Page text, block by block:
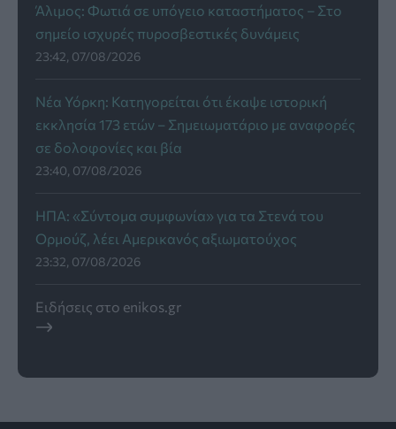
Άλιμος: Φωτιά σε υπόγειο καταστήματος – Στο
σημείο ισχυρές πυροσβεστικές δυνάμεις
23:42, 07/08/2026
Νέα Υόρκη: Κατηγορείται ότι έκαψε ιστορική
εκκλησία 173 ετών – Σημειωματάριο με αναφορές
σε δολοφονίες και βία
23:40, 07/08/2026
ΗΠΑ: «Σύντομα συμφωνία» για τα Στενά του
Ορμούζ, λέει Αμερικανός αξιωματούχος
23:32, 07/08/2026
Ειδήσεις στο enikos.gr